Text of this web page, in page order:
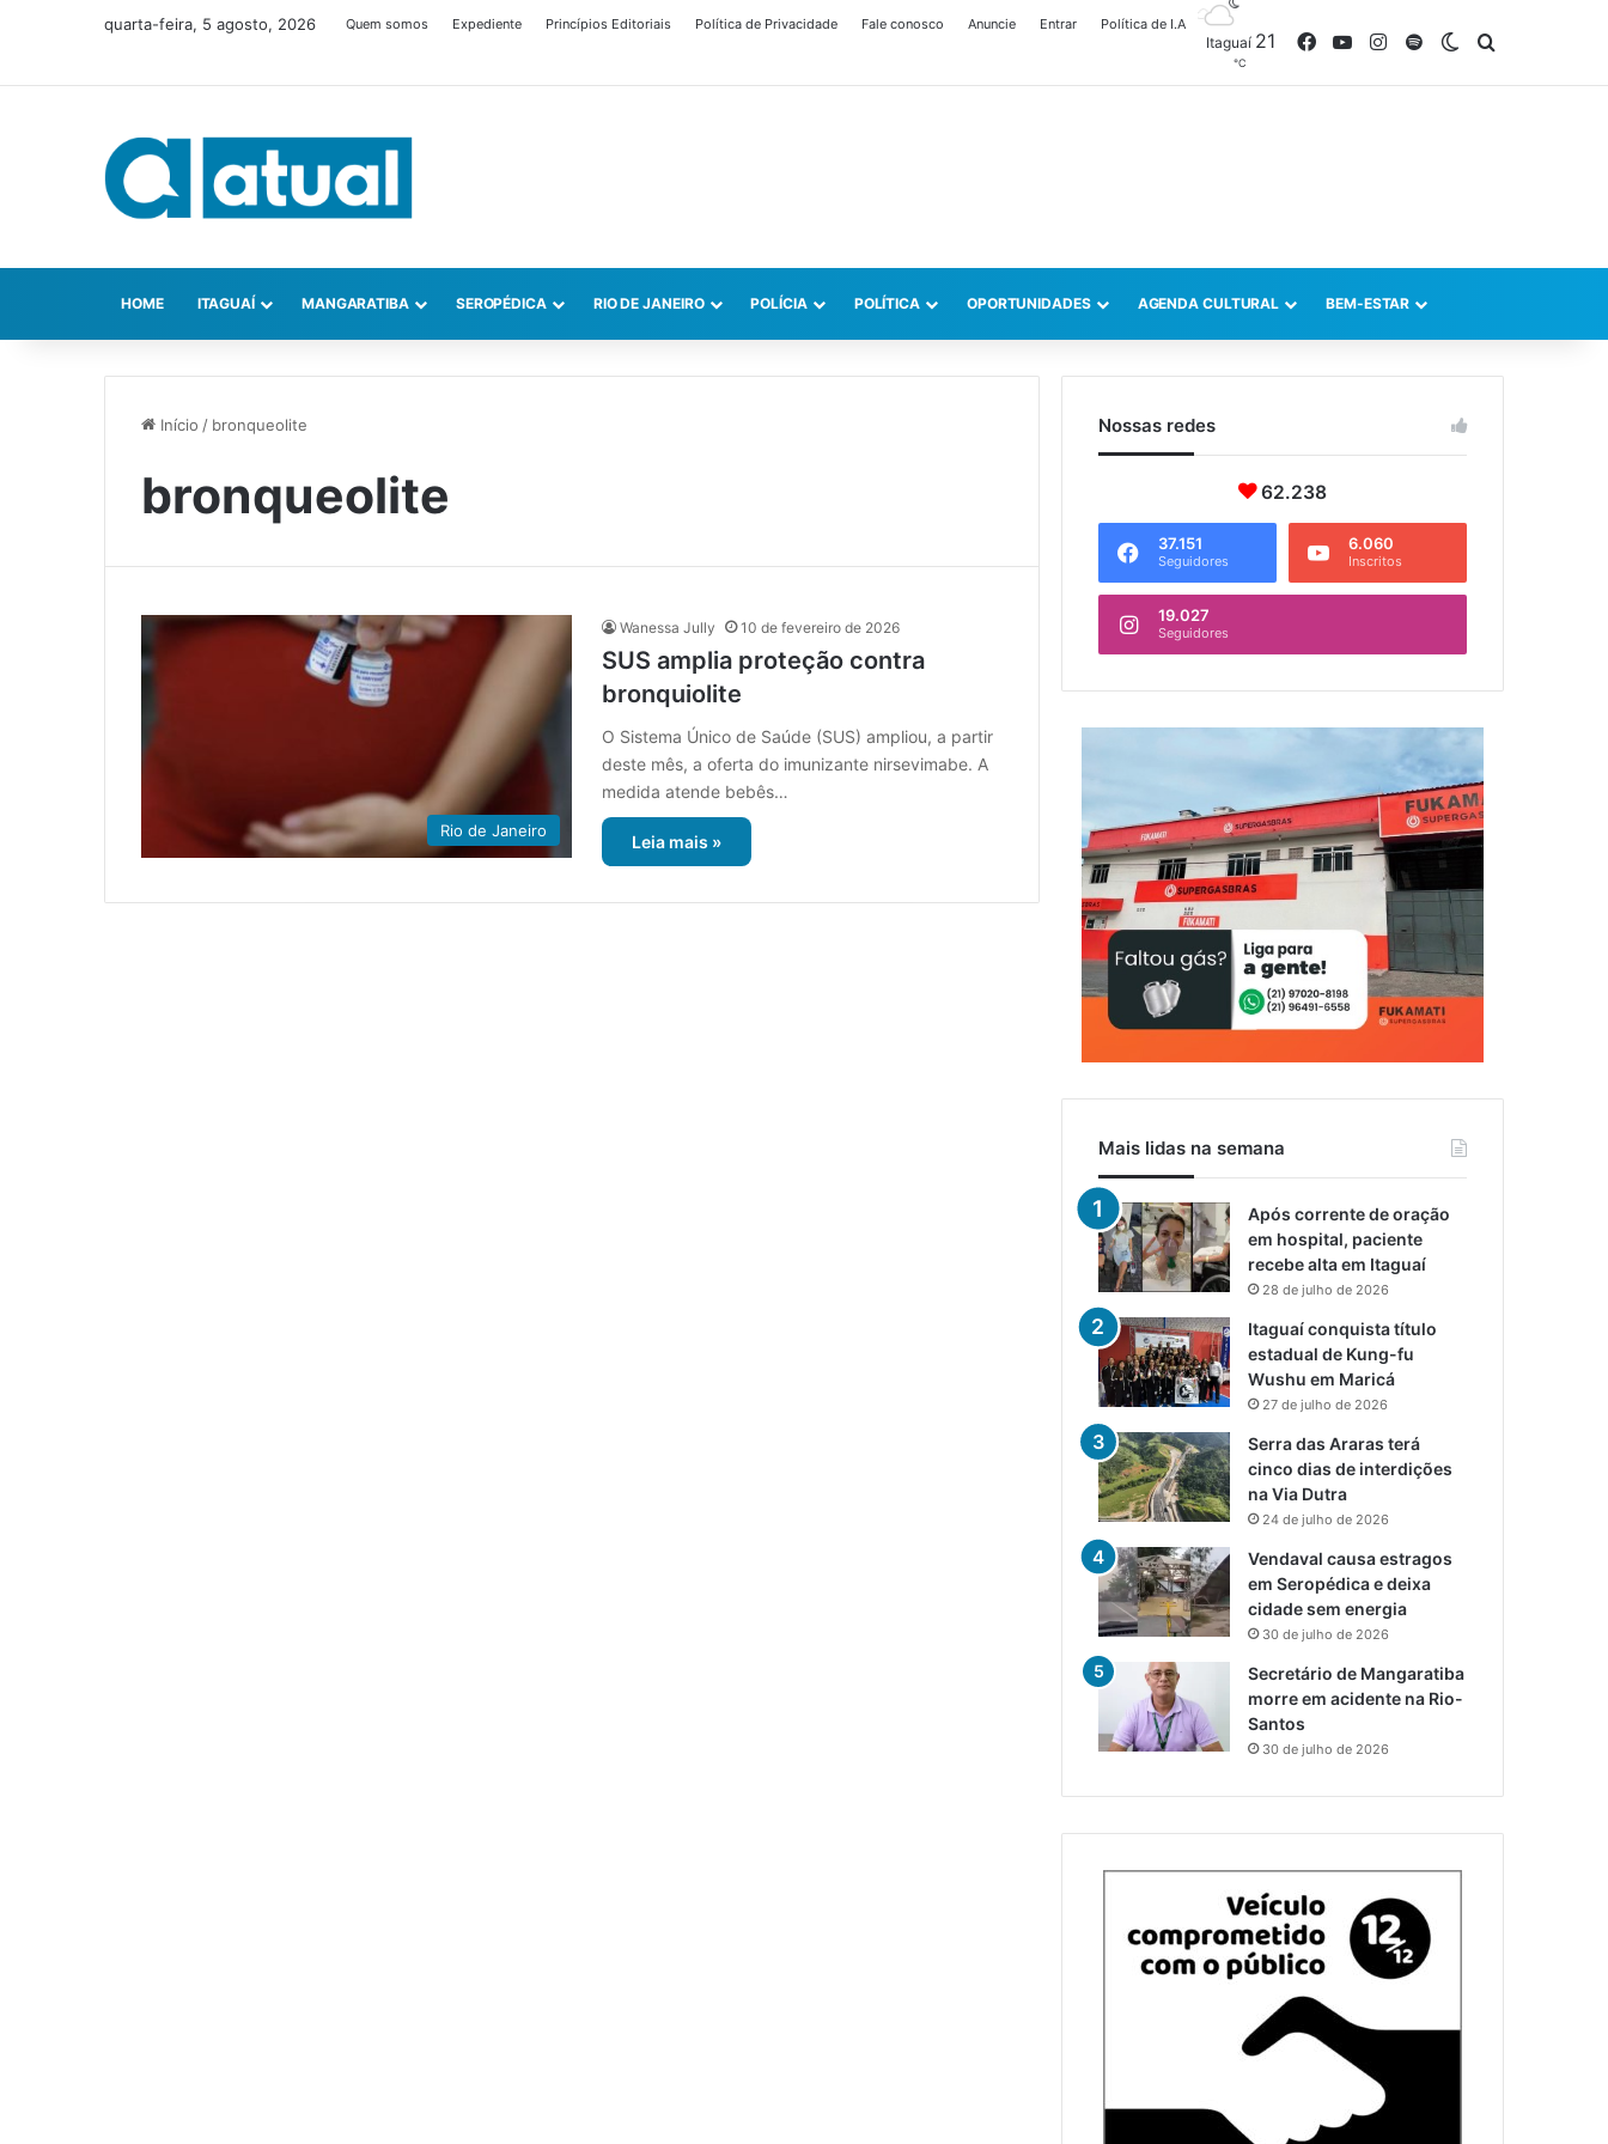
quarta-feira, 5 agosto, 2026 Quem somos Expediente Princípios Editoriais Política de Privacidade Fale conosco Anuncie Entrar Política de I.A
Itaguaí 21
℃
FacebookYouTubeInstagram
SpotifySwitch skin
HOME ITAGUAÍ MANGARATIBA SEROPÉDICA RIO DE JANEIRO POLÍCIA POLÍTICA OPORTUNIDADES AGENDA CULTURAL BEM-ESTAR
Início / bronqueolite
bronqueolite
Rio de Janeiro
Wanessa Jully 10 de fevereiro de 2026
SUS amplia proteção contra
bronquiolite
O Sistema Único de Saúde (SUS) ampliou, a partir
deste mês, a oferta do imunizante nirsevimabe. A
medida atende bebês…
Leia mais »
Nossas redes
62.238
37.151
Seguidores
6.060
Inscritos
19.027
Seguidores
Mais lidas na semana
Após corrente de oração
em hospital, paciente
recebe alta em Itaguaí
28 de julho de 2026
Itaguaí conquista título
estadual de Kung-fu
Wushu em Maricá
27 de julho de 2026
Serra das Araras terá
cinco dias de interdições
na Via Dutra
24 de julho de 2026
Vendaval causa estragos
em Seropédica e deixa
cidade sem energia
30 de julho de 2026
Secretário de Mangaratiba
morre em acidente na Rio-
Santos
30 de julho de 2026